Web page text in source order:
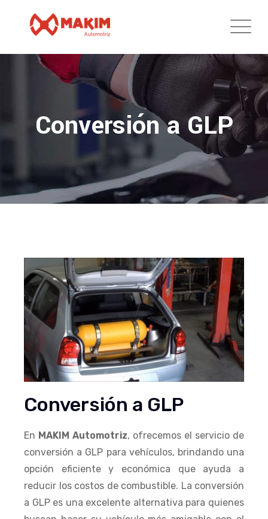
Conversión a GLP
Conversión a GLP
En MAKIM Automotriz, ofrecemos el servicio de
conversión a GLP para vehículos, brindando una
opción eficiente y económica que ayuda a
reducir los costos de combustible. La conversión
a GLP es una excelente alternativa para quienes